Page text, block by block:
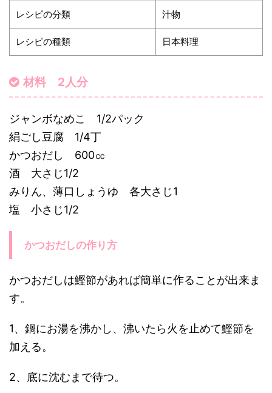
レシピの分類 汁物
レシピの種類 日本料理
材料 2人分
ジャンボなめこ 1/2パック
絹ごし豆腐 1/4丁
かつおだし 600㏄
酒 大さじ1/2
みりん、薄口しょうゆ 各大さじ1
塩 小さじ1/2
かつおだしの作り方
かつおだしは鰹節があれば簡単に作ることが出来ま
す。
1、鍋にお湯を沸かし、沸いたら火を止めて鰹節を
加える。
2、底に沈むまで待つ。